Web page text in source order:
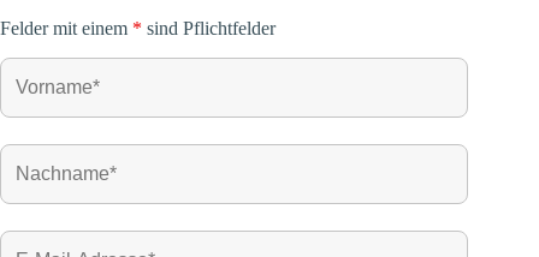
Felder mit einem * sind Pflichtfelder